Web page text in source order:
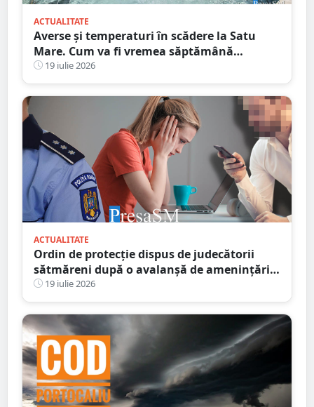
ACTUALITATE
Averse și temperaturi în scădere la Satu
Mare. Cum va fi vremea săptămână
următoare
19 iulie 2026
ACTUALITATE
Ordin de protecție dispus de judecătorii
sătmăreni după o avalanșă de amenințări
online. Răzbunarea unui fiu pe amanta
tatălui infidel
19 iulie 2026